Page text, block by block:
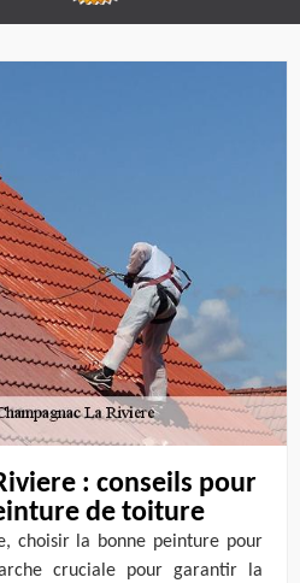
: conseils pour
de toiture
choisir la bonne peinture pour
cruciale pour garantir la